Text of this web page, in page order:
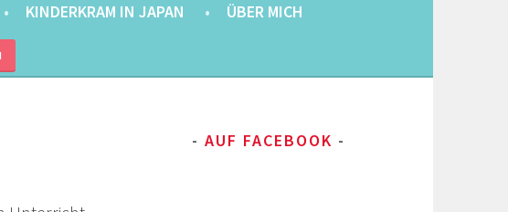
KINDERKRAM IN JAPAN
ÜBER MICH
AUF FACEBOOK